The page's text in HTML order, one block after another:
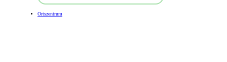
Ortszentrum